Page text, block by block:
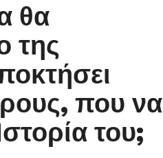
θα
της
που να
του;